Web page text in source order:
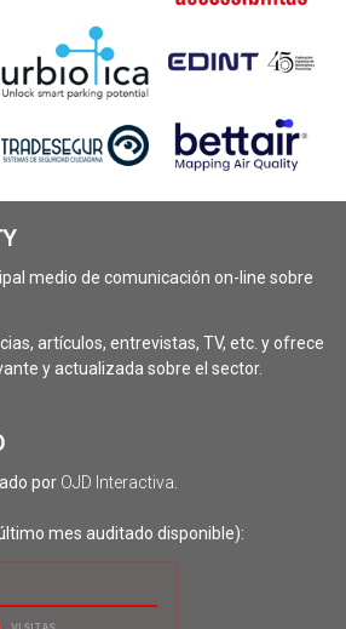
medio de comunicación on-line sobre
artículos, entrevistas, TV, etc. y ofrece
y actualizada sobre el sector.
por OJD Interactiva
mes auditado disponible):